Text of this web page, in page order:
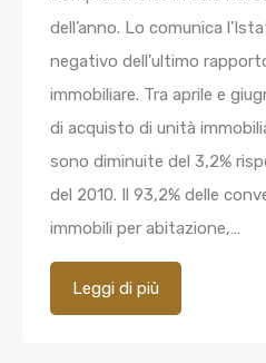
dell’anno. Lo comunica
negativo dell’ultimo
immobiliare. Tra aprile e
di acquisto di unità
sono diminuite del 3,2%
del 2010. Il 93,2% delle
immobili per abitazione,…
Leggi di più